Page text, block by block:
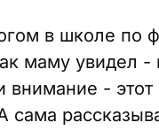
в школе по
маму увидел -
внимание -